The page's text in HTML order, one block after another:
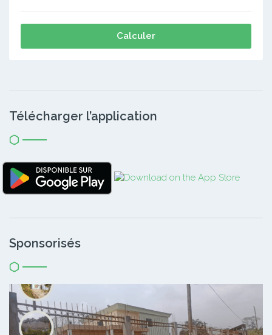
Calculer
Télécharger l’application
Sponsorisés